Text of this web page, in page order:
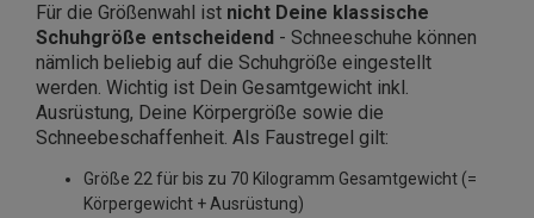
Für die Größenwahl ist nicht Deine klassische
Schuhgröße entscheidend - Schneeschuhe können
nämlich beliebig auf die Schuhgröße eingestellt
werden. Wichtig ist Dein Gesamtgewicht inkl.
Ausrüstung, Deine Körpergröße sowie die
Schneebeschaffenheit. Als Faustregel gilt:
Größe 22 für bis zu 70 Kilogramm Gesamtgewicht (=
Körpergewicht + Ausrüstung)